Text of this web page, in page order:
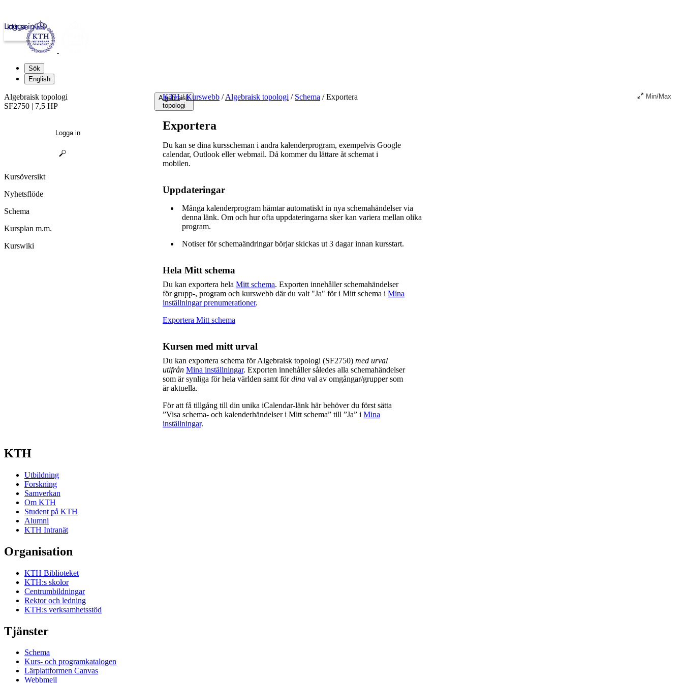
kth.se
Logga in
Sök
English
Algebraisk
topologi
KTH / Kurswebb / Algebraisk topologi / Schema /Exportera Min/Max
Exportera
Du kan se dina kursscheman i andra kalenderprogram, exempelvis Google
calendar, Outlook eller webmail. Då kommer du lättare åt schemat i
mobilen.
Uppdateringar
Många kalenderprogram hämtar automatiskt in nya schemahändelser via
denna länk. Om och hur ofta uppdateringarna sker kan variera mellan olika
program.
Notiser för schemaändringar börjar skickas ut 3 dagar innan kursstart.
Hela Mitt schema
Du kan exportera hela Mitt schema. Exporten innehåller schemahändelser
för grupp-, program och kurswebb där du valt "Ja" för i Mitt schema i Mina
inställningar prenumerationer.
Exportera Mitt schema
Kursen med mitt urval
Du kan exportera schema för Algebraisk topologi (SF2750) med urval
utifrån Mina inställningar. Exporten innehåller således alla schemahändelser
som är synliga för hela världen samt fördina val av omgångar/grupper som
är aktuella.
För att få tillgång till din unika iCalendar-länk här behöver du först sätta
”Visa schema- och kalenderhändelser i Mitt schema” till ”Ja” i Mina
inställningar.
Algebraisk topologi
SF2750 | 7,5 HP
Logga in
Kursöversikt
Nyhetsflöde
Schema
Kursplan m.m.
Kurswiki
KTH
Utbildning
Forskning
Samverkan
Om KTH
Student på KTH
Alumni
KTH Intranät
Organisation
KTH Biblioteket
KTH:s skolor
Centrumbildningar
Rektor och ledning
KTH:s verksamhetsstöd
Tjänster
Schema
Kurs- och programkatalogen
Lärplattformen Canvas
Webbmejl